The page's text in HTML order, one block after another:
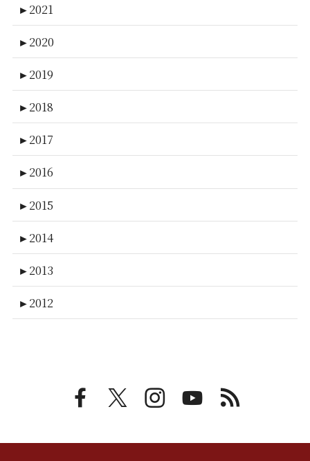
►2021
►2020
►2019
►2018
►2017
►2016
►2015
►2014
►2013
►2012